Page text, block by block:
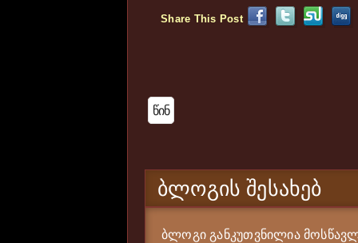
Share This Post
Წინ
ᲑᲚᲝᲒᲘᲡ ᲨᲔᲡᲐᲮᲔᲑ
ბლოგი განკუთვნილია